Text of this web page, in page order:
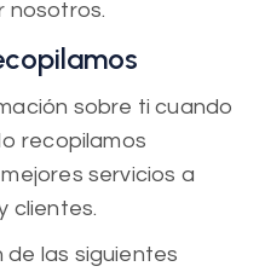
nosotros.
sobre ti cuando
recopilamos
servicios a
clientes.
de las siguientes